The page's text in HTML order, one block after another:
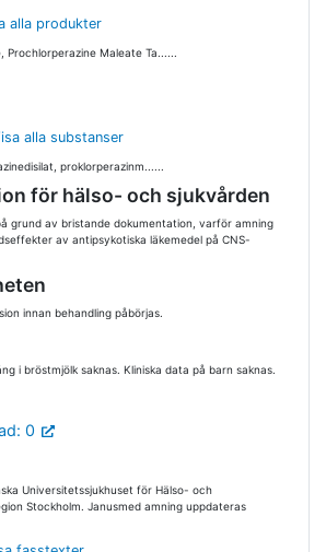
alla produkter
Prochlorperazine Maleate Ta......
alla substanser
proklorperazinm......
för hälso- och sjukvården
grund av bristande dokumentation, varför amning
av antipsykotiska läkemedel på CNS-
innan behandling påbörjas.
i bröstmjölk saknas. Kliniska data på barn saknas.
0
Universitetssjukhuset för Hälso- och
Stockholm. Janusmed amning uppdateras